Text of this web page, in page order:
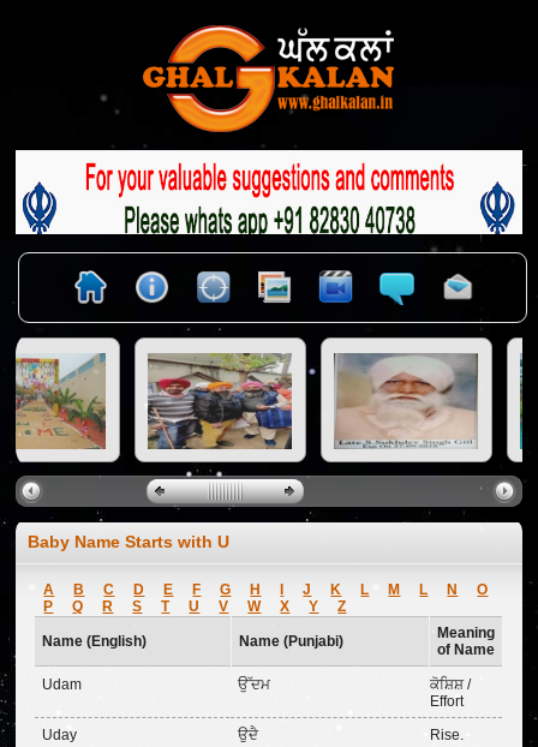
Baby Name Starts with U
A B C D E F G H J K L M L N
O
P
Q R S T U V W X Y Z
Name (English) Name (Punjabi)
Meaning
of Name
Udam ਉੱਦਮ
ਕੋਸ਼ਿਸ਼ /
Effort
Uday
ਉਦੈ
Rise.